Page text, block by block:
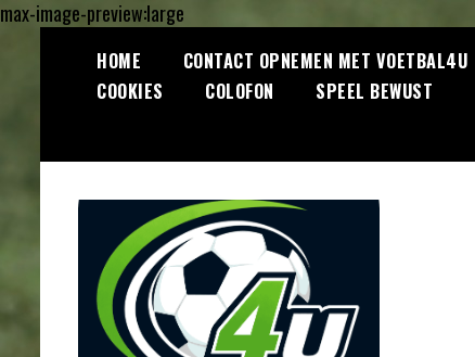
max-image-preview:large
HOME CONTACT OPNEMEN MET VOETBAL4U
COOKIES
COLOFON SPEEL BEWUST